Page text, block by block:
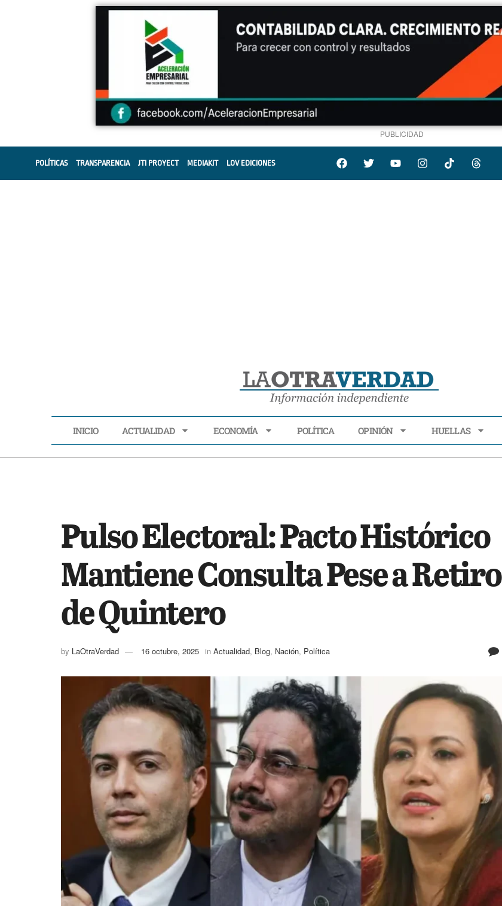
PUBLICIDAD
POLÍTICAS TRANSPARENCIA JTI PROYECT MEDIAKIT LOV EDICIONES
INICIO ACTUALIDAD ECONOMÍA POLÍTICA OPINIÓN HUELLAS
Pulso Electoral: Pacto Histórico
Mantiene Consulta Pese a Retiro
de Quintero
by LaOtraVerdad 16 octubre, 2025 in Actualidad, Blog, Nación, Política